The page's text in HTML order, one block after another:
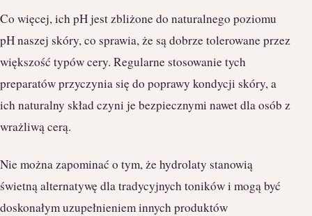
Co więcej, ich pH jest zbliżone do naturalnego poziomu
pH naszej skóry, co sprawia, że są dobrze tolerowane przez
większość typów cery. Regularne stosowanie tych
preparatów przyczynia się do poprawy kondycji skóry, a
ich naturalny skład czyni je bezpiecznymi nawet dla osób z
wrażliwą cerą.
Nie można zapominać o tym, że hydrolaty stanowią
świetną alternatywę dla tradycyjnych toników i mogą być
doskonałym uzupełnieniem innych produktów